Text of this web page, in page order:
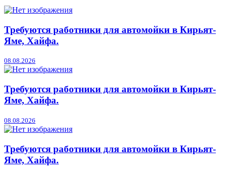
Требуются работники для автомойки в Кирьят-
Яме, Хайфа.
08.08.2026
Требуются работники для автомойки в Кирьят-
Яме, Хайфа.
08.08.2026
Требуются работники для автомойки в Кирьят-
Яме, Хайфа.